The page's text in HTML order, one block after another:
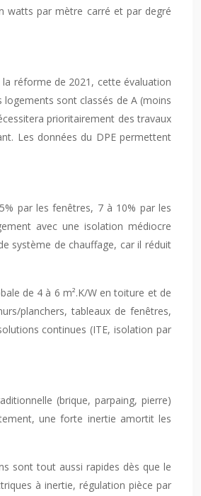
watts par mètre carré et par degré
réforme de 2021, cette évaluation
logements sont classés de A (moins
prioritairement des travaux
Les données du DPE permettent
par les fenêtres, 7 à 10% par les
avec une isolation médiocre
système de chauffage, car il réduit
de 4 à 6 m².K/W en toiture et de
planchers, tableaux de fenêtres,
continues (ITE, isolation par
(brique, parpaing, pierre)
une forte inertie amortit les
sont tout aussi rapides dès que le
à inertie, régulation pièce par